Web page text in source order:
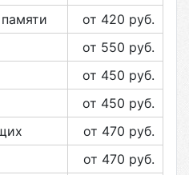
от 420 руб.
от 550 руб.
от 450 руб.
от 450 руб.
от 470 руб.
от 470 руб.